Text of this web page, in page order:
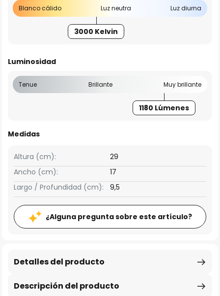
Blanco cálido Luz neutra Luz diurna
3000 Kelvin
Luminosidad
Tenue Brillante Muy brillante
1180 Lúmenes
Medidas
Ancho (cm): 17
Altura (cm): 29
Largo / Profundidad (cm): 9,5
¿Alguna pregunta sobre este artículo?
Descripción del producto
Detalles del producto